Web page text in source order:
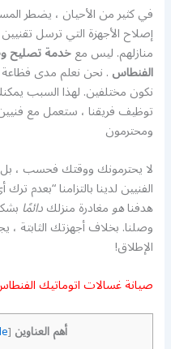
في كثير من الأحيان ، يضطر
إصلاح الأجهزة التي ترسل
منازلهم. ليس معخدمة تصليح
الفنطاس. نحن نعلم مدى فظاعة
نكون مختلفين. لهذا السبب
توظيف فريقنا ، ستعمل مع
ومحترمون
لا يحترمونك ووقتك فحسب ، بل
الفنيين لدينا بالتزامنا “بعدم
هدفناهومغادرة منزلكدائمًا
وصلنا. بخلاف أجهزتك الثابتة ،
الإطلاق!
صيانة غسالات اتوماتيك
أهم العناوين [